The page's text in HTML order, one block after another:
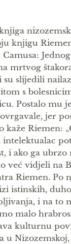
knjigu
Camusa:
mrtvog
slijedili
s
Postalo mu
jer
kaže Riemen:
i ako ga
već vidjeli na
Riemen. Po
istinskih,
i na to
malo
kulturnu
u